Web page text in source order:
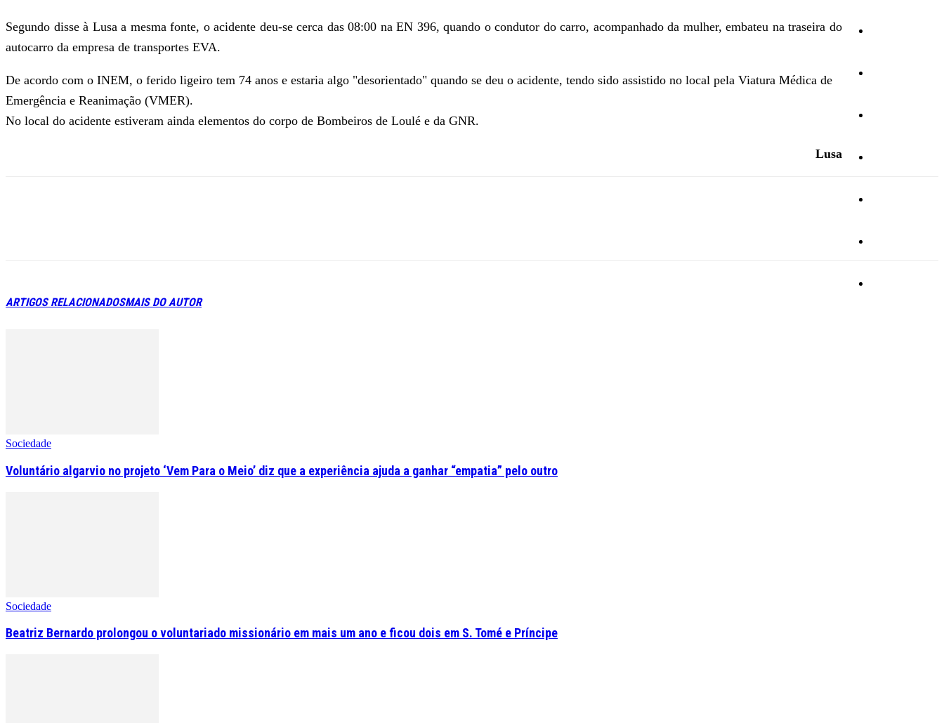
Segundo disse à Lusa a mesma fonte, o acidente deu-se cerca das 08:00 na EN 396, quando o condutor do carro, acompanhado da mulher, embateu na traseira do
autocarro da empresa de transportes EVA.
De acordo com o INEM, o ferido ligeiro tem 74 anos e estaria algo "desorientado" quando se deu o acidente, tendo sido assistido no local pela Viatura Médica de
Emergência e Reanimação (VMER).
No local do acidente estiveram ainda elementos do corpo de Bombeiros de Loulé e da GNR.
Lusa
ARTIGOS RELACIONADOSMAIS DO AUTOR
Sociedade
Voluntário algarvio no projeto ‘Vem Para o Meio’ diz que a experiência ajuda a ganhar “empatia” pelo outro
Sociedade
Beatriz Bernardo prolongou o voluntariado missionário em mais um ano e ficou dois em S. Tomé e Príncipe